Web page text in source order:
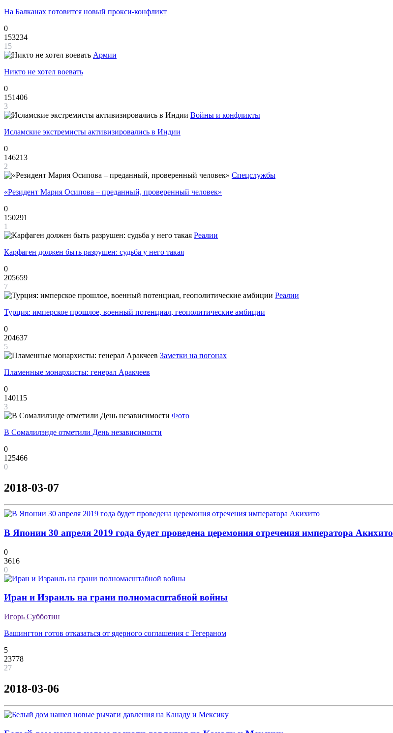
На Балканах готовится новый прокси-конфликт
0
153234
15
Армии
Никто не хотел воевать
0
151406
3
Войны и конфликты
Исламские экстремисты активизировались в Индии
0
146213
2
Спецслужбы
«Резидент Мария Осипова – преданный, проверенный человек»
0
150291
1
Реалии
Карфаген должен быть разрушен: судьба у него такая
0
205659
7
Реалии
Турция: имперское прошлое, военный потенциал, геополитические амбиции
0
204637
5
Заметки на погонах
Пламенные монархисты: генерал Аракчеев
0
140115
3
Фото
В Сомалилэнде отметили День независимости
0
125466
0
2018-03-07
В Японии 30 апреля 2019 года будет проведена церемония отречения императора Акихито
0
3616
0
Иран и Израиль на грани полномасштабной войны
Игорь Субботин
Вашингтон готов отказаться от ядерного соглашения с Тегераном
5
23778
27
2018-03-06